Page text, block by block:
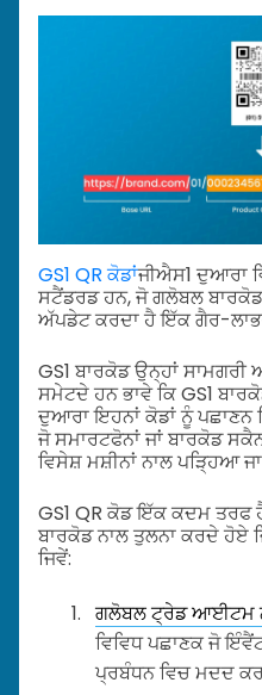
GS1 QR ਕੋਡਾਂਜੀਐਸ1 ਦੁਆਰਾ
ਸਟੈਂਡਰਡ ਹਨ, ਜੋ ਗਲੋਬਲ
ਅੱਪਡੇਟ ਕਰਦਾ ਹੈ ਇੱਕ ਗੈਰ-
GS1 ਬਾਰਕੋਡ ਉਨ੍ਹਾਂ ਸਾਮਗਰੀ
ਸਮੇਟਦੇ ਹਨ ਭਾਵੇ ਕਿ GS1
ਦੁਆਰਾ ਇਹਨਾਂ ਕੋਡਾਂ ਨੂੰ ਪਛਾਣਨ
ਜੋ ਸਮਾਰਟਫੋਨਾਂ ਜਾਂ ਬਾਰਕੋਡ
ਵਿਸੇਸ਼ ਮਸ਼ੀਨਾਂ ਨਾਲ ਪੜ੍ਹਿਆ
GS1 QR ਕੋਡ ਇੱਕ ਕਦਮ ਤਰਫ
ਬਾਰਕੋਡ ਨਾਲ ਤੁਲਨਾ ਕਰਦੇ ਹੋਏ
ਜਿਵੇਂ:
ਗਲੋਬਲ ਟ੍ਰੇਡ ਆਈਟਮ
ਵਿਵਿਧ ਪਛਾਣਕ ਜੋ
ਪ੍ਰਬੰਧਨ ਵਿਚ ਮਦਦ